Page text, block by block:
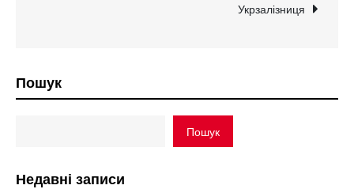
Укрзалізниця
Пошук
Пошук
Недавні записи